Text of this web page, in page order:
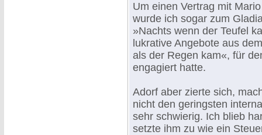
Um einen Vertrag mit
wurde ich sogar zum
»Nachts wenn der Teufel
lukrative Angebote aus
als der Regen kam«, für
engagiert hatte.
Adorf aber zierte sich,
nicht den geringsten
sehr schwierig. Ich blieb
setzte ihm zu wie ein